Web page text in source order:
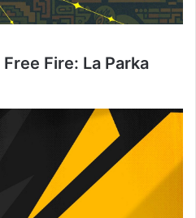
Fire: La Parka